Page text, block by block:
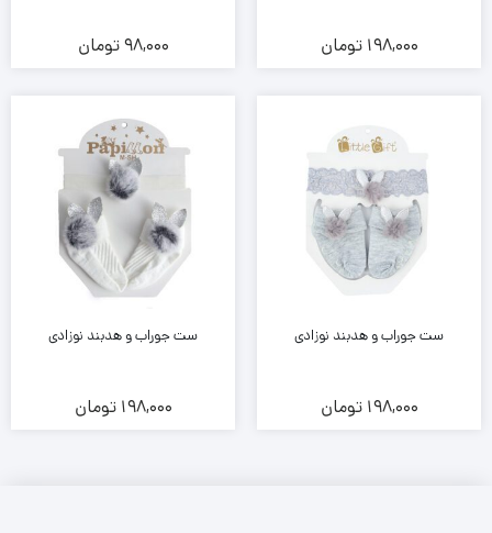
198,000 تومان 98,000تومان
ست جوراب و هدبند نوزادی
198,000 تومان
ست جوراب و هدبند نوزادی
198,000 تومان